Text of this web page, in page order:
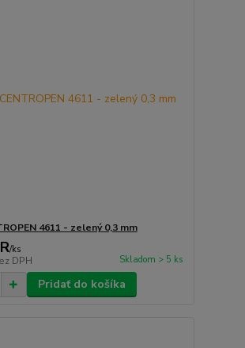
4611 - zelený 0,3 mm
/ks
DPH Skladom > 5 ks
Pridať do košíka